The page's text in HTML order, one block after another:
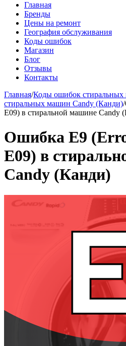
Главная
Бренды
Цены на ремонт
География обслуживания
Коды ошибок
Магазин
Блог
Отзывы
Контакты
Главная/Коды ошибок
стиральных машин Candy (Канди)/
Е09) в стиральной машине Candy
Ошибка E9
Е09) в
Candy (Канди)